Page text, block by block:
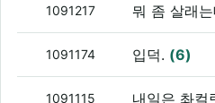
1091217 뭐 좀 살래
1091174 입덕. (6)
1091115 내일은 촤컬